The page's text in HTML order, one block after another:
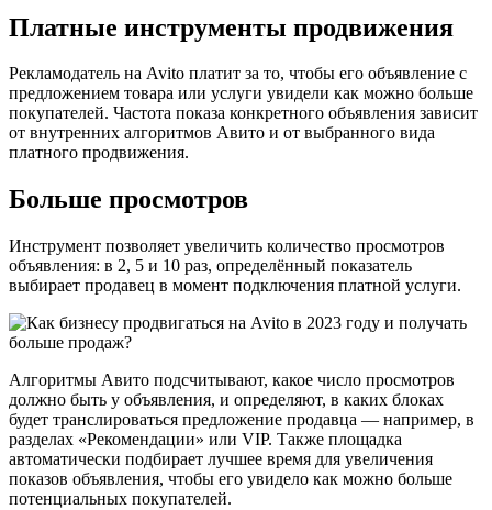
Платные инструменты продвижения
Рекламодатель на Avito платит за то, чтобы его объявление с
предложением товара или услуги увидели как можно больше
покупателей. Частота показа конкретного объявления зависит
от внутренних алгоритмов Авито и от выбранного вида
платного продвижения.
Больше просмотров
Инструмент позволяет увеличить количество просмотров
объявления: в 2, 5 и 10 раз, определённый показатель
выбирает продавец в момент подключения платной услуги.
Алгоритмы Авито подсчитывают, какое число просмотров
должно быть у объявления, и определяют, в каких блоках
будет транслироваться предложение продавца — например, в
разделах «Рекомендации» или VIP. Также площадка
автоматически подбирает лучшее время для увеличения
показов объявления, чтобы его увидело как можно больше
потенциальных покупателей.